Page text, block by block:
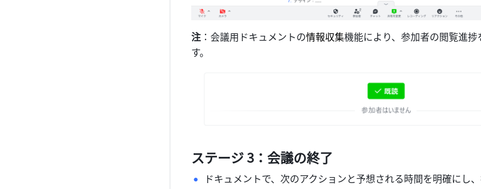
注 ：会議用ドキュメントの情報収集機能により、参加者の閲覧進
す。
ステージ 3：会議の終了
ドキュメントで、次のアクションと予想される時間を明確にし